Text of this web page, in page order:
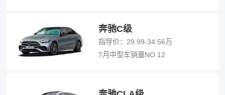
奔驰C级
指导价： 29.99-34.56万
7月中型车销量NO.12